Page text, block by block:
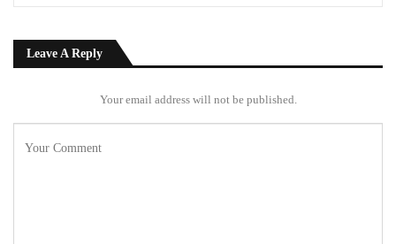
Leave A Reply
Your email address will not be published.